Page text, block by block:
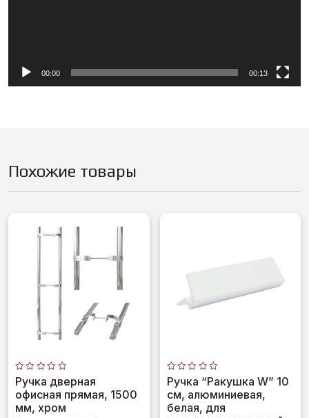
00:00 00:13
Похожие товары
Оценка
0
из
Ручка дверная
офисная прямая, 1500
мм, хром
Оценка
0
из
5
Ручка “Ракушка W” 10
см, алюминиевая,
белая, для